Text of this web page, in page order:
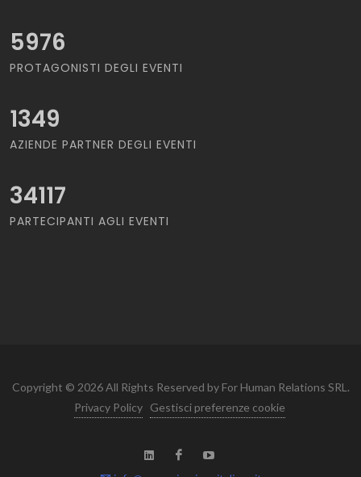
5976
PROTAGONISTI DEGLI EVENTI
1349
AZIENDE PARTNER DEGLI EVENTI
34117
PARTECIPANTI AGLI EVENTI
Copyright © 2026 All Rights Reserved by For Human Relations SRL.
Privacy Policy
Gestisci preferenze cookie